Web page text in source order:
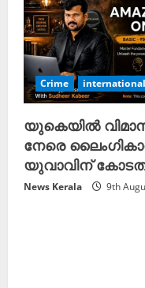
Crime international
യുകെയിൽ
നേരെ
യുവാവിന് കോടതി
News Kerala 9th